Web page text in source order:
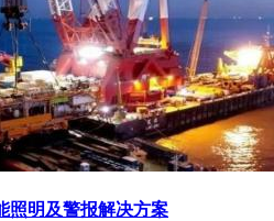
照明及警报解决方案